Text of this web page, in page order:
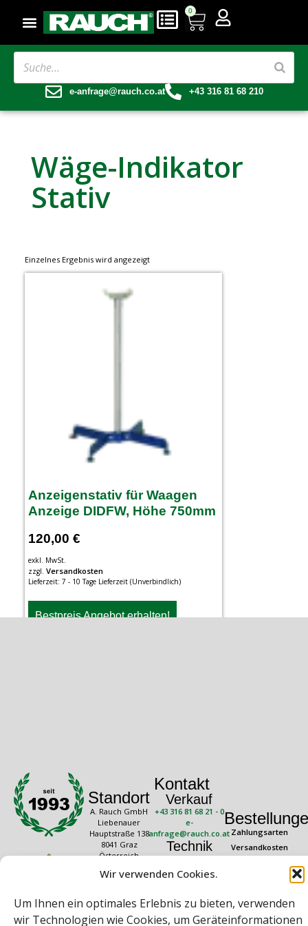
Wir verwenden Cookies.
Um Ihnen ein optimales Erlebnis zu bieten, verwenden
wir Technologien wie Cookies, um Geräteinformationen
0
e-anfrage@rauch.co.at +43 316 81 68 210
Wäge-Indikator
Stativ
Einzelnes Ergebnis wird angezeigt
Anzeigenstativ für Waagen
Anzeige DIDFW, Höhe 750mm
120,00 €
exkl. MwSt.
zzgl. Versandkosten
Lieferzeit: 7 - 10 Tage Lieferzeit (Unverbindlich)
Bestpreis Angebot erhalten!
Standort
A. Rauch GmbH
Liebenauer
Hauptstraße 138
8041 Graz
Österreich
Öffnungszeiten
16:30 Uhr
Freitag: 08:00 –
Kontakt
Verkauf
+43 316 81 68 21 - 0
e-
anfrage@rauch.co.at
Technik
+43 316 81 68 21 -
technik@rauch.co.at
Zahlungsarten
Versandkosten
Rechtliches
Datenschutz
Impressum